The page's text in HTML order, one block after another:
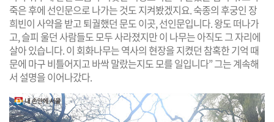
죽은 후에 선인문으로 나가는 것도 지켜봤겠지요. 숙종의 후궁인 장
희빈이 사약을 받고 퇴궐했던 문도 이곳, 선인문입니다. 왕도 떠나가
고, 슬피 울던 사람들도 모두 사라졌지만 이 나무는 아직도 그 자리에
살아 있습니다. 이 회화나무는 역사의 현장을 지켰던 참혹한 기억 때
문에 마구 비틀어지고 바싹 말랐는지도 모를 일입니다” 그는 계속해
서 설명을 이어나갔다.